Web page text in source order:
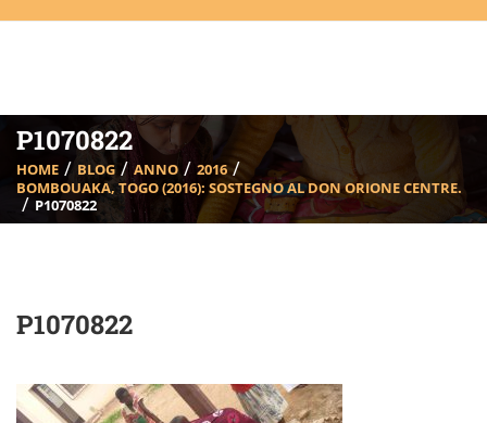
P1070822
HOME BLOG ANNO
2016
BOMBOUAKA, TOGO (2016): SOSTEGNO AL DON ORIONE CENTRE.
P1070822
P1070822